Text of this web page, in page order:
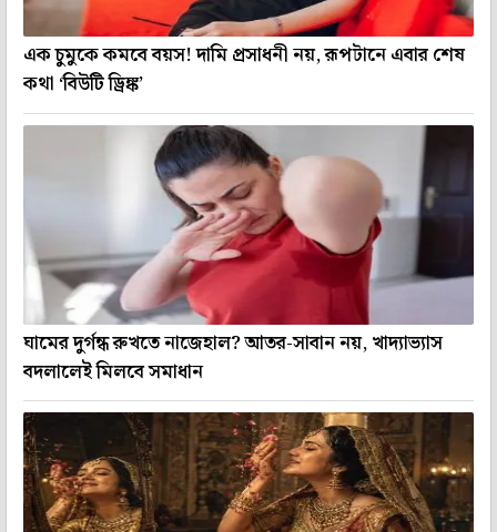
এক চুমুকে কমবে বয়স! দামি প্রসাধনী নয়, রূপটানে এবার শেষ
কথা ‘বিউটি ড্রিঙ্ক’
ঘামের দুর্গন্ধ রুখতে নাজেহাল? আতর-সাবান নয়, খাদ্যাভ্যাস
বদলালেই মিলবে সমাধান